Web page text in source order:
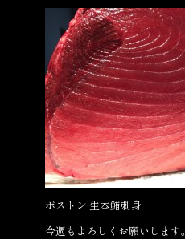
a
c
e
b
o
o
k
in
e
ボストン 生本鮪刺身
今週もよろしくお願いします。